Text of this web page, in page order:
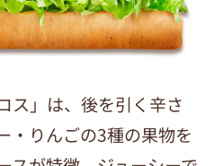
ス」は、後を引く辛さ
・りんごの3種の果物を